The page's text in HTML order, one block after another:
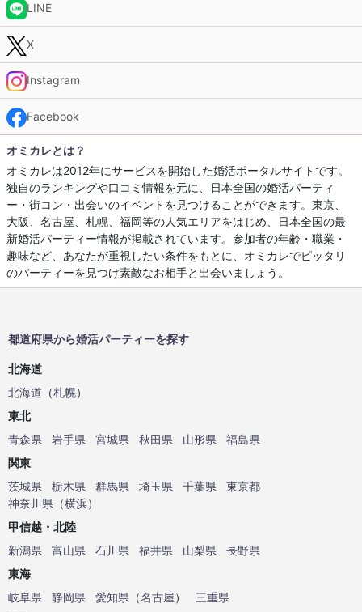
LINE
X
Instagram
Facebook
オミカレとは？
オミカレは2012年にサービスを開始した婚活ポータルサイトです。
独自のランキングや口コミ情報を元に、日本全国の婚活パーティ
ー・街コン・出会いのイベントを見つけることができます。東京、
大阪、名古屋、札幌、福岡等の人気エリアをはじめ、日本全国の最
新婚活パーティー情報が掲載されています。参加者の年齢・職業・
趣味など、あなたが重視したい条件をもとに、オミカレでピッタリ
のパーティーを見つけ素敵なお相手と出会いましょう。
都道府県から婚活パーティーを探す
北海道
北海道 （札幌）
東北
青森県
岩手県 宮城県 秋田県 山形県
福島県
関東
茨城県
栃木県 群馬県 埼玉県 千葉県
東京都
神奈川県 （横浜）
甲信越・北陸
新潟県
富山県 石川県 福井県 山梨県
長野県
東海
岐阜県
静岡県 愛知県 （名古屋）
三重県